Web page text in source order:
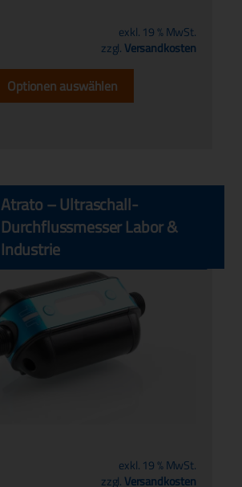
exkl. 19 % MwSt.
zzgl.Versandkosten
Optionen auswählen
Atrato – Ultraschall-
Durchflussmesser Labor &
Industrie
exkl. 19 % MwSt.
zzgl.Versandkosten